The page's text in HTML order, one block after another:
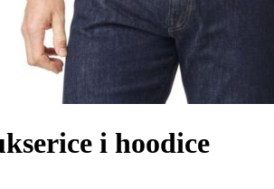
i hoodice